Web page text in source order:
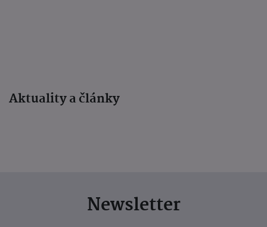
Aktuality a články
Newsletter